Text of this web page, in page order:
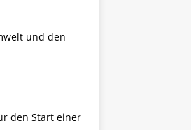
und den
den Start einer